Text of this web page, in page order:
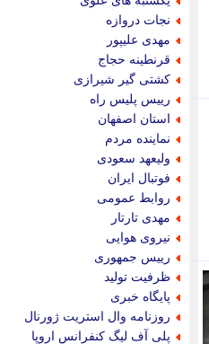
نجات دروازه
مهدی علیپور
قرنطینه حجاج
کشتی گیر شیرازی
رییس پلیس راه
استان اصفهان
نماینده مردم
ولیعهد سعودی
فوتبال ایران
روابط عمومی
مهدی تارتار
نیروی هوایی
رییس جمهوری
ظرفیت تولید
پایگاه خبری
روزنامه وال استریت ژورنال
پلی آف لیگ کنفرانس اروپا